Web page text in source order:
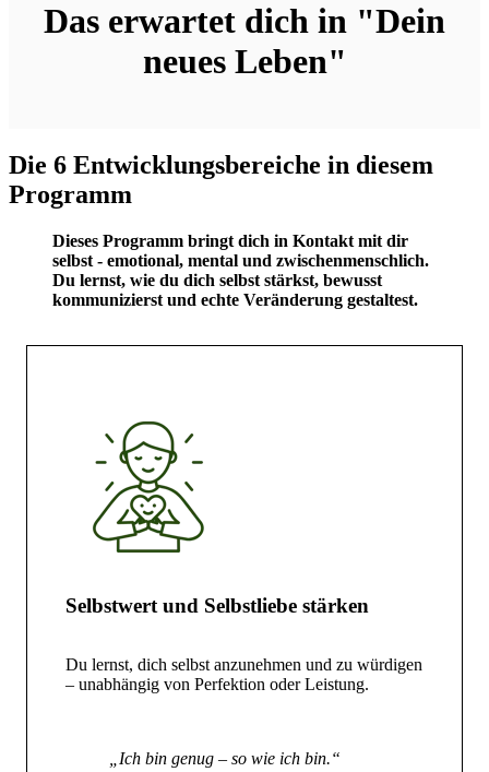
Das erwartet dich in "Dein
neues Leben"
Die 6 Entwicklungsbereiche in diesem
Programm
Dieses Programm bringt dich in Kontakt mit dir
selbst - emotional, mental und zwischenmenschlich.
Du lernst, wie du dich selbst stärkst, bewusst
kommunizierst und echte Veränderung gestaltest.
Selbstwert und Selbstliebe stärken
Du lernst, dich selbst anzunehmen und zu würdigen
– unabhängig von Perfektion oder Leistung.
„Ich bin genug – so wie ich bin.“